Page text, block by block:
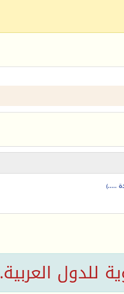
.....)
للدول العربية.